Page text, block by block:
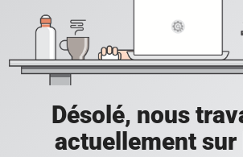
Désolé, nous
actuellement sur